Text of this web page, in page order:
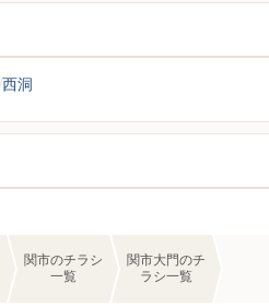
西洞
関市のチラシ
一覧
関市大門のチ
ラシ一覧